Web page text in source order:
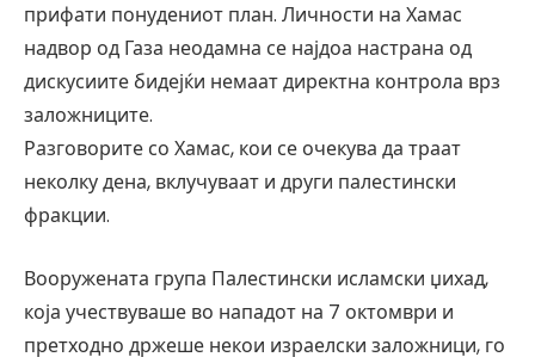
прифати понудениот план. Личности на Хамас
надвор од Газа неодамна се најдоа настрана од
дискусиите бидејќи немаат директна контрола врз
заложниците.
Разговорите со Хамас, кои се очекува да траат
неколку дена, вклучуваат и други палестински
фракции.
Вооружената група Палестински исламски џихад,
која учествуваше во нападот на 7 октомври и
претходно држеше некои израелски заложници, го